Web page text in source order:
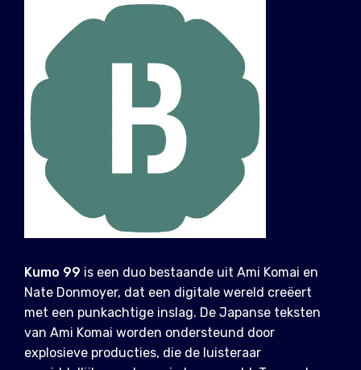
Kumo 99 is een duo bestaande uit Ami Komai en
Nate Donmoyer, dat een digitale wereld creëert
met een punkachtige inslag. De Japanse teksten
van Ami Komai worden ondersteund door
explosieve producties, die de luisteraar